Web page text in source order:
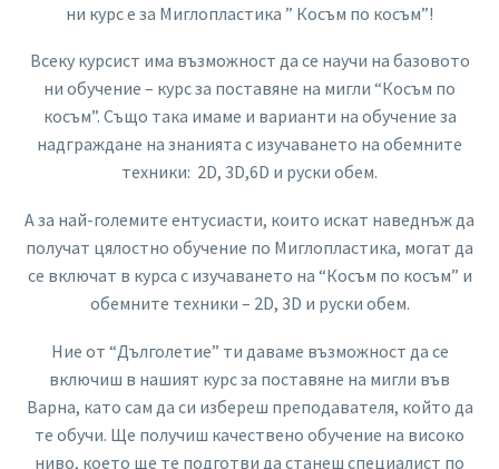
ни курс е за Миглопластика ” Косъм по косъм”!
Всеку курсист има възможност да се научи на базовото
ни обучение – курс за поставяне на мигли “Косъм по
косъм”. Също така имаме и варианти на обучение за
надграждане на знанията с изучаването на обемните
техники: 2D, 3D,6D и руски обем.
А за най-големите ентусиасти, които искат наведнъж да
получат цялостно обучение по Миглопластика, могат да
се включат в курса с изучаването на “Косъм по косъм” и
обемните техники – 2D, 3D и руски обем.
Ние от “Дълголетие” ти даваме възможност да се
включиш в нашият курс за поставяне на мигли във
Варна, като сам да си избереш преподавателя, който да
те обучи. Ще получиш качествено обучение на високо
ниво, което ще те подготви да станеш специалист по